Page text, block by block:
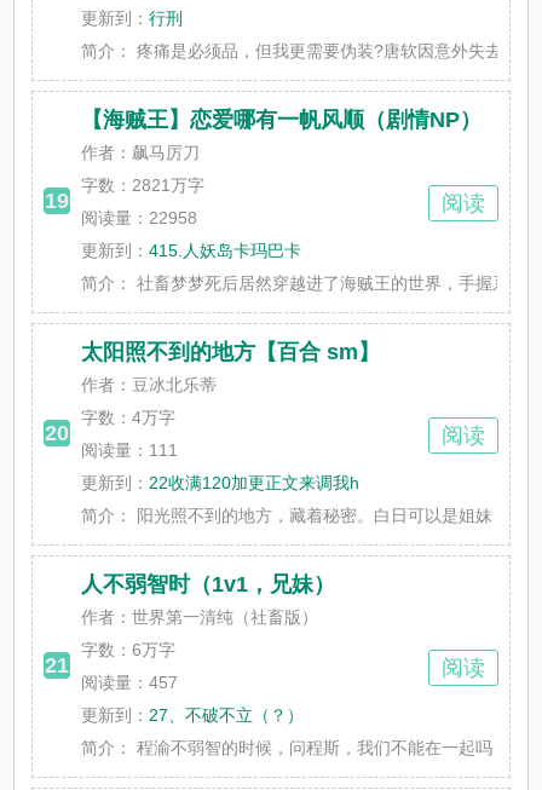
更新到：行刑
简介：
疼痛是必须品，但我更需要伪装?唐软因意外失去了
19
【海贼王】恋爱哪有一帆风顺（剧情NP）
作者：飙马厉刀
字数： 2821万字
阅读量：22958
更新到：415.人妖岛卡玛巴卡
简介：
社畜梦梦死后居然穿越进了海贼王的世界，手握系统
阅读
20
太阳照不到的地方【百合 sm】
作者：豆冰北乐蒂
字数：4万字
阅读量：111
更新到：22收满120加更正文来调我h
简介：
阳光照不到的地方，藏着秘密。白日可以是姐妹，夜
阅读
21
人不弱智时（1v1，兄妹）
作者：世界第一清纯（社畜版）
字数：6万字
阅读量：457
更新到：27、不破不立（？）
简介：
程渝不弱智的时候，问程斯，我们不能在一起吗？她
阅读